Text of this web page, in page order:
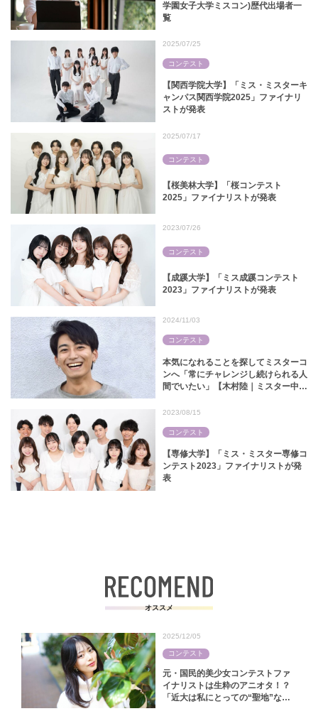
学園女子大学ミスコン)歴代出場者一
覧
【関西学院大学】「ミス・ミスターキ
ャンパス関西学院2025」ファイナリ
ストが発表
2025/07/25
コンテスト
【桜美林大学】「桜コンテスト
2025」ファイナリストが発表
2025/07/17
コンテスト
【成蹊大学】「ミス成蹊コンテスト
2023」ファイナリストが発表
2023/07/26
コンテスト
本気になれることを探してミスターコ
ンへ「常にチャレンジし続けられる人
間でいたい」【木村陸｜ミスター中央
2024/11/03
コンテスト
【専修大学】「ミス・ミスター専修コ
ンテスト2023」ファイナリストが発
表
2023/08/15
コンテスト
オススメ
元・国民的美少女コンテストファ
イナリストは生粋のアニオタ！？
「近大は私にとっての“聖地”なん
2025/12/05
コンテスト